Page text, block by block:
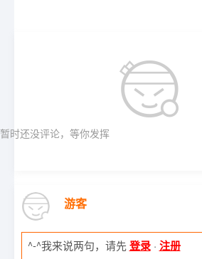
暂时还没评论，等你发挥
游客
^-^我来说两句，请先 登录 · 注册